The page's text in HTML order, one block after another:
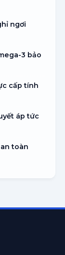
ngơi
3 bảo
cấp tính
áp tức
toàn